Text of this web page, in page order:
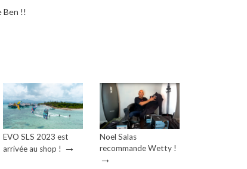
Ben !!
EVO SLS 2023 est
arrivée au shop ! →
Noel Salas
recommande Wetty !
→